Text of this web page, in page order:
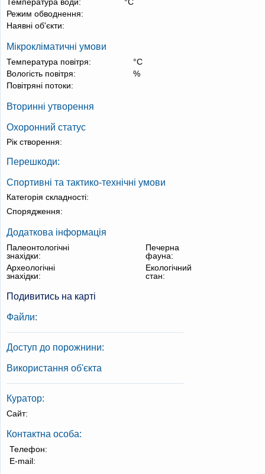
Режим обводнення:
Наявні об'єкти:
Мікрокліматичні умови
Температура повітря:
°С
Вологість повітря:
%
Повітряні потоки:
Вторинні утворення
Охоронний статус
Рік створення:
Перешкоди:
Спортивні та тактико-технічні умови
Категорія складності:
Спорядження:
Додаткова інформація
Палеонтологічні
знахідки:
Печерна
фауна:
Археологічні
знахідки:
Екологічний
стан:
Подивитись на карті
Файли:
Доступ до порожнини:
Використання об'єкта
Куратор:
Сайт:
Контактна особа:
Телефон:
E-mail: